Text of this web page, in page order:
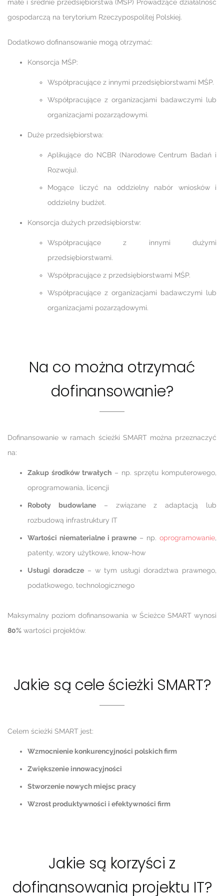
małe i średnie przedsiębiorstwa (MŚP) Prowadzące działalność
gospodarczą na terytorium Rzeczypospolitej Polskiej.
Dodatkowo dofinansowanie mogą otrzymać:
Konsorcja MŚP:
Współpracujące z innymi przedsiębiorstwami MŚP.
Współpracujące z organizacjami badawczymi lub
organizacjami pozarządowymi.
Duże przedsiębiorstwa:
Aplikujące do NCBR (Narodowe Centrum Badań i
Rozwoju).
Mogące liczyć na oddzielny nabór wniosków i
oddzielny budżet.
Konsorcja dużych przedsiębiorstw:
Współpracujące z innymi dużymi
przedsiębiorstwami.
Współpracujące z przedsiębiorstwami MŚP.
Współpracujące z organizacjami badawczymi lub
organizacjami pozarządowymi.
Na co można otrzymać
dofinansowanie?
Dofinansowanie w ramach ścieżki SMART można przeznaczyć
na:
Zakup środków trwałych – np. sprzętu komputerowego,
oprogramowania, licencji
Roboty budowlane– związane z adaptacją lub
rozbudową infrastruktury IT
Wartości niematerialne i prawne – np. oprogramowanie,
patenty, wzory użytkowe, know-how
Usługi doradcze – w tym usługi doradztwa prawnego,
podatkowego, technologicznego
Maksymalny poziom dofinansowania w Ścieżce SMART wynosi
80% wartości projektów.
Jakie są cele ścieżki SMART?
Celem ścieżki SMART jest:
Wzmocnienie konkurencyjności polskich firm
Zwiększenie innowacyjności
Stworzenie nowych miejsc pracy
Wzrost produktywności i efektywności firm
Jakie są korzyści z
dofinansowania projektu IT?